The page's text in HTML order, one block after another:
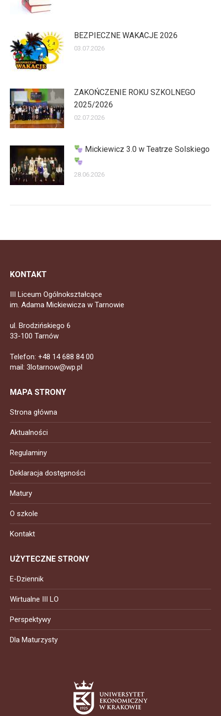
BEZPIECZNE WAKACJE 2026
03.07.2026
ZAKOŃCZENIE ROKU SZKOLNEGO
2025/2026
02.07.2026
Mickiewicz 3.0 w Teatrze Solskiego
28.06.2026
KONTAKT
III Liceum Ogólnokształcące
im. Adama Mickiewicza w Tarnowie
ul. Brodzińskiego 6
33-100 Tarnów
Telefon: +48 14 688 84 00
mail: 3lotarnow@wp.pl
MAPA STRONY
Strona główna
Aktualności
Regulaminy
Deklaracja dostępności
Matury
O szkole
Kontakt
UŻYTECZNE STRONY
E-Dziennik
Wirtualne III LO
Perspektywy
Dla Maturzysty